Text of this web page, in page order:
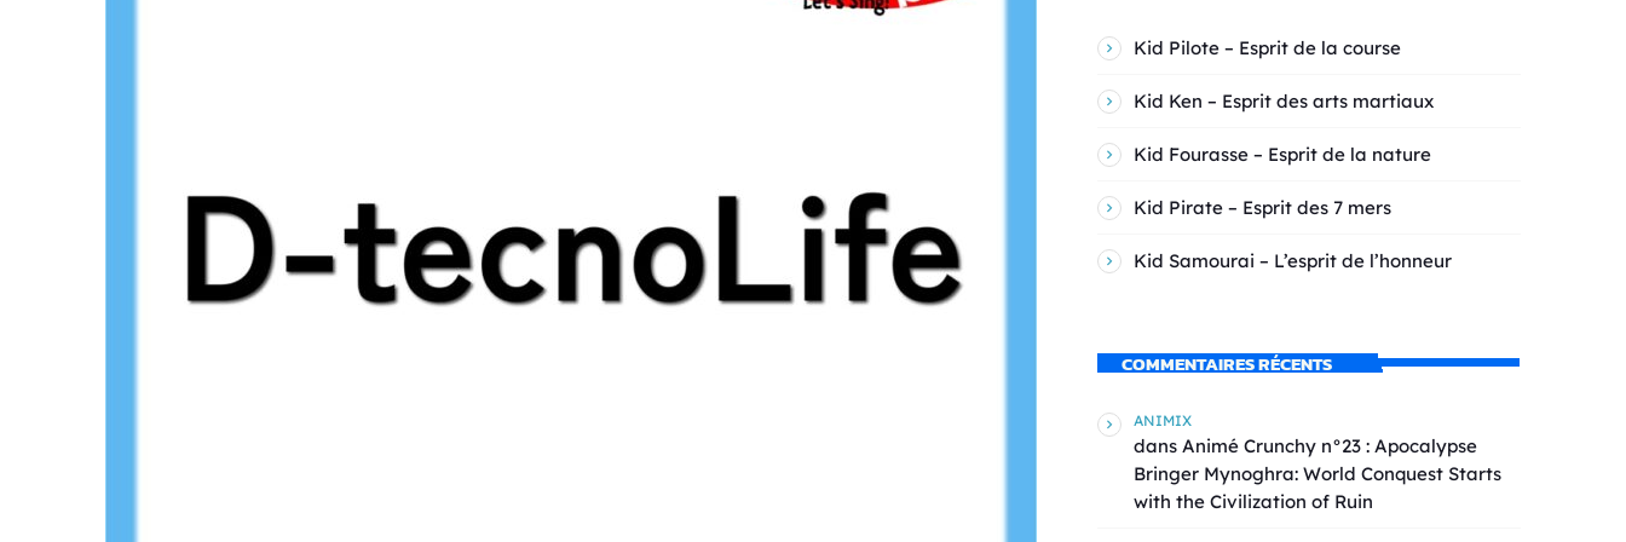
Kid Pilote – Esprit de la course
Kid Ken – Esprit des arts martiaux
Kid Fourasse – Esprit de la nature
Kid Pirate – Esprit des 7 mers
Kid Samourai – L’esprit de l’honneur
COMMENTAIRES RÉCENTS
ANIMIX
dans Animé Crunchy n°23 : Apocalypse
Bringer Mynoghra: World Conquest Starts
with the Civilization of Ruin